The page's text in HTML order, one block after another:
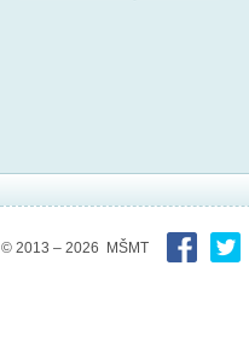
© 2013 – 2026 MŠMT